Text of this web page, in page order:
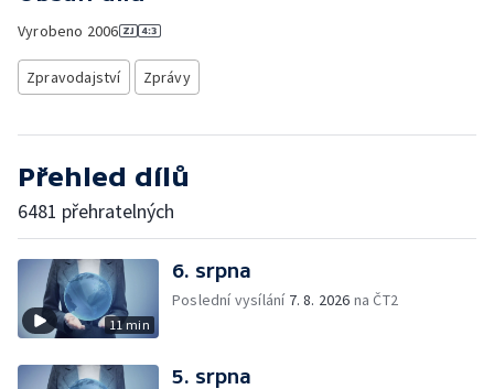
Vyrobeno 2006
Zpravodajství Zprávy
Přehled dílů
6481 přehratelných
11 min
6. srpna
Poslední vysílání 7. 8. 2026 na ČT2
5. srpna